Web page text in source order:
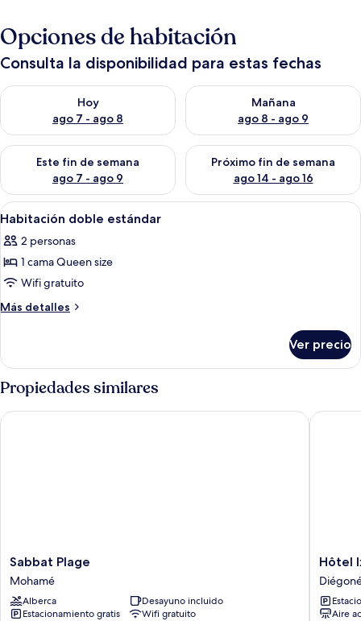
Opciones de habitación
Consulta la disponibilidad para estas fechas
Hoy
ago 7 - ago 8
Consulta la disponibilidad para hoy ago 7 - ago 8
Mañana
ago 8 - ago 9
Consulta la disponibilidad
Este fin de semana
ago 7 - ago 9
Consulta la disponibilidad para este fin de semana ago 7 -
Próximo fin de semana
ago 14 - ago 16
Consulta la disponibilidad
Abrir
todas
las
fotos
de
Habitación
Escritorio, camas extra, wifi gratis y
5
Habitación doble estándar
2 personas
1 cama Queen size
Wifi gratuito
Más detalles
Más
doble
estándar
Ver precio
Propiedades similares
Sabbat
Plage
Mohamé
Sabbat Plage
Mohamé
Alberca
Desayuno incluido
Estacionamiento gratis
Wifi gratuito
Sabbat Plage
Hôtel
Ixora
Hôtel
Aire
Hôtel